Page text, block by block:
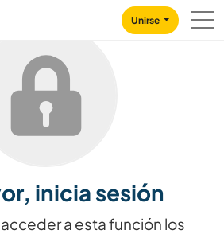
Unirse
inicia sesión
a esta función los